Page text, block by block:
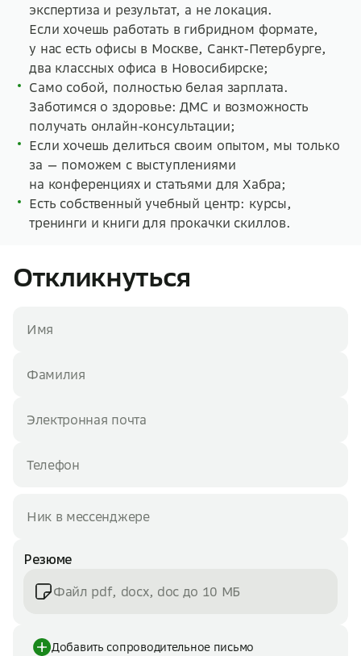
экспертиза и результат, а не локация.
Если хочешь работать в гибридном формате,
у нас есть офисы в Москве, Санкт-Петербурге,
два классных офиса в Новосибирске;
Само собой, полностью белая зарплата.
Заботимся о здоровье: ДМС и возможность
получать онлайн-консультации;
Если хочешь делиться своим опытом, мы только
за — поможем с выступлениями
на конференциях и статьями для Хабра;
Есть собственный учебный центр: курсы,
тренинги и книги для прокачки скиллов.
Откликнуться
Резюме
Файл pdf, docx, doc до 10 МБ
Добавить сопроводительное письмо